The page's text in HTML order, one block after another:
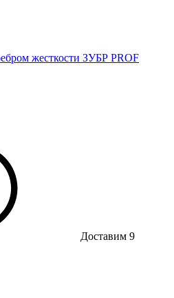
жесткости ЗУБР PROF
Доставим 9